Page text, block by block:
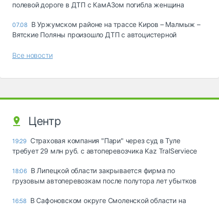
полевой дороге в ДТП с КамАЗом погибла женщина
07.08 В Уржумском районе на трассе Киров – Малмыж –
Вятские Поляны произошло ДТП с автоцистерной
Все новости
Центр
19:29 Страховая компания "Пари" через суд в Туле
требует 29 млн руб. с автоперевозчика Kaz TralServiece
18:06 В Липецкой области закрывается фирма по
грузовым автоперевозкам после полутора лет убытков
16:58 В Сафоновском округе Смоленской области на